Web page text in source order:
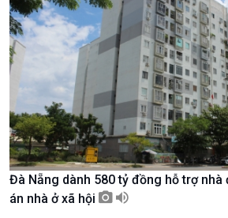
Tin Chính trị
Chính phủ với người dân
Quốc hội với cử tri
Xây dựng đảng
Đảng trong cuộc sống
Nhận diện sự thật
Pháp luật và đời sống
Tin thế
Vấn
Hồ sơ
Thế
Biên
bền
Đà Nẵng dành 580 tỷ đồng hỗ trợ
án nhà ở xã hội